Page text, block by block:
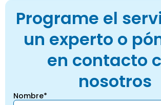
Programe el
un experto o
en contacto
nosotros
Nombre*